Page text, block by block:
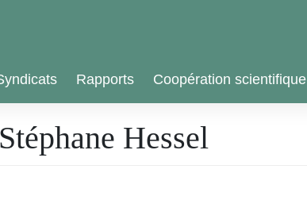
Rapports Coopération scientifique
Hessel